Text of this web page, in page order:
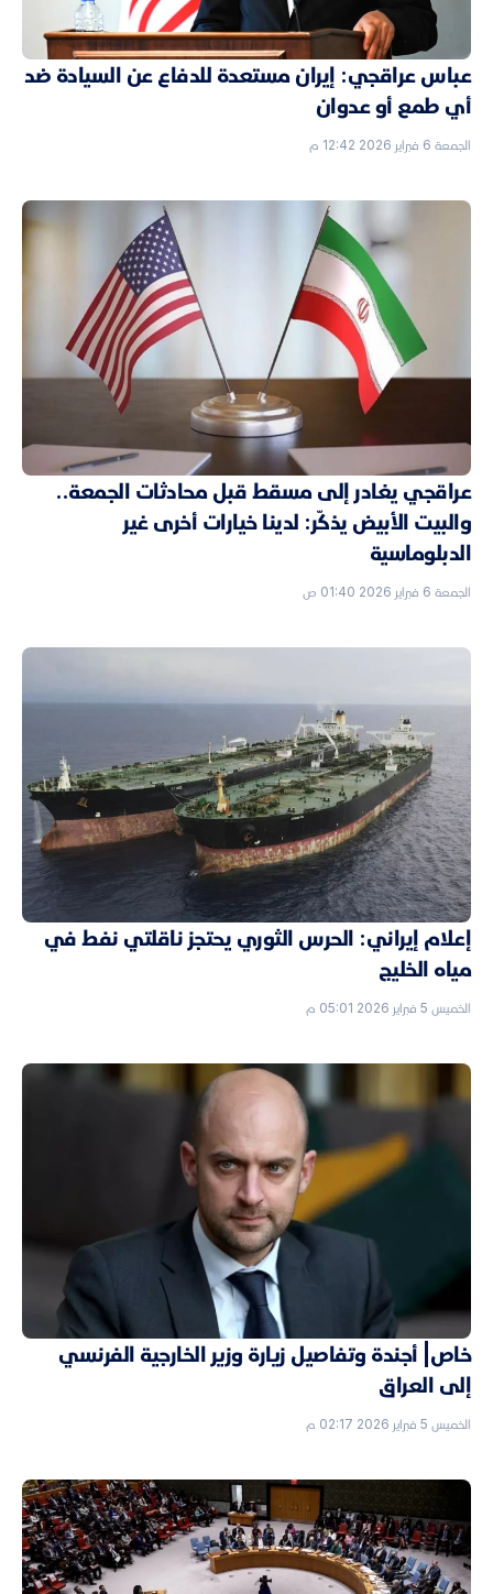
عباس عراقجي: إيران مستعدة للدفاع عن السيادة ضد
أي طمع أو عدوان
الجمعة 6 فبراير 2026 12:42 م
عراقجي يغادر إلى مسقط قبل محادثات الجمعة..
والبيت الأبيض يذكّر: لدينا خيارات أخرى غير
الدبلوماسية
الجمعة 6 فبراير 2026 01:40 ص
إعلام إيراني: الحرس الثوري يحتجز ناقلتي نفط في
مياه الخليج
الخميس 5 فبراير 2026 05:01 م
خاص| أجندة وتفاصيل زيارة وزير الخارجية الفرنسي
إلى العراق
الخميس 5 فبراير 2026 02:17 م